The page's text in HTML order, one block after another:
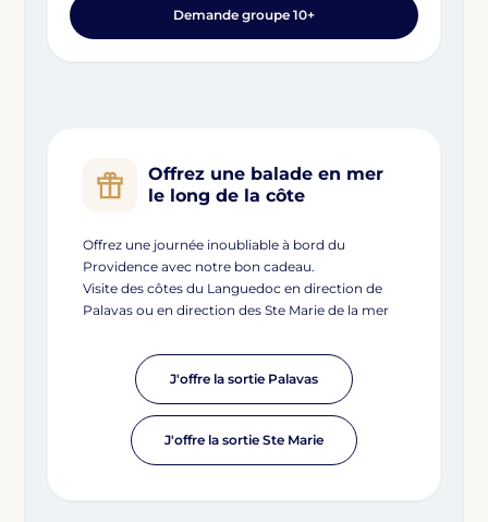
Demande groupe 10+
Offrez une balade en mer
le long de la côte
Offrez une journée inoubliable à bord du
Providence avec notre bon cadeau.
Visite des côtes du Languedoc en direction de
Palavas ou en direction des Ste Marie de la mer
J'offre la sortie Palavas
J'offre la sortie Ste Marie